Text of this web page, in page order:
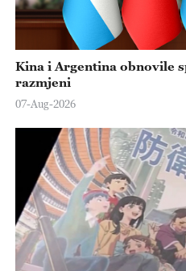
Kina i Argentina obnovile
razmjeni
07-Aug-2026